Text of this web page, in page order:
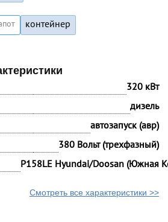
контейнер
320 кВт
дизель
автозапуск (авр)
380 Вольт (трехфазный)
P158LE Hyundai/Doosan (Южная
Смотреть все характеристики >>